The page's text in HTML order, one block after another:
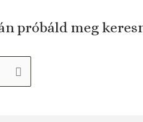
próbáld meg